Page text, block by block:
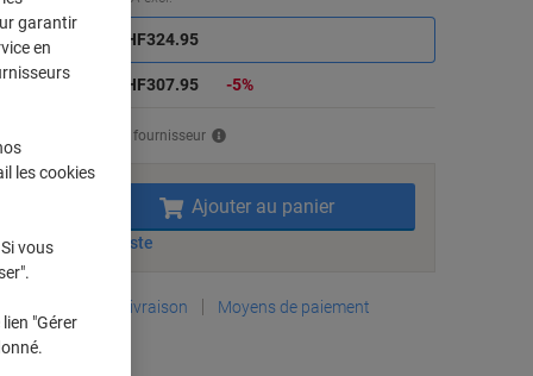
Unité CHF324.95
Unités CHF307.95 -5%
directe par le fournisseur
Ajouter au panier
Ajouter à une liste
Informations de livraison Moyens de paiement
garantir
en
les cookies
vous
"Gérer